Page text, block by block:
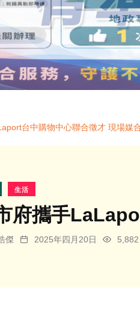
台中購物中心聯合徵才 現場媒
生活
府攜手
傑 2025年四月20日